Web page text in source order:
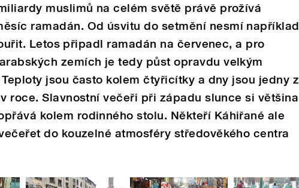
muslimů na celém světě právě prožívá
ramadán. Od úsvitu do setmění nesmí například
Letos připadl ramadán na červenec, a pro
zemích je tedy půst opravdu velkým
jsou často kolem čtyřicítky a dny jsou jedny z
roce. Slavnostní večeři při západu slunce si většina
kolem rodinného stolu. Někteří Káhiřané ale
do kouzelné atmosféry středověkého centra